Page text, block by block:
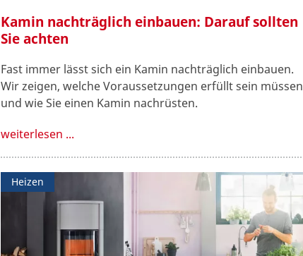
Kamin nachträglich einbauen: Darauf sollten
Sie achten
Fast immer lässt sich ein Kamin nachträglich einbauen.
Wir zeigen, welche Voraussetzungen erfüllt sein müssen
und wie Sie einen Kamin nachrüsten.
weiterlesen ...
Heizen